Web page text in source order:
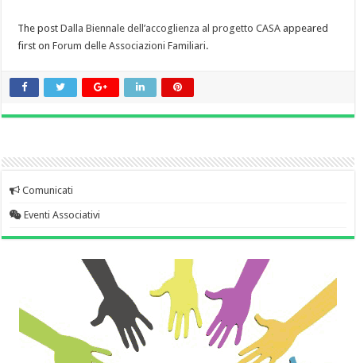
The postDalla Biennale dell’accoglienza al progetto CASA appeared
first onForum delle Associazioni Familiari.
Comunicati
Eventi Associativi